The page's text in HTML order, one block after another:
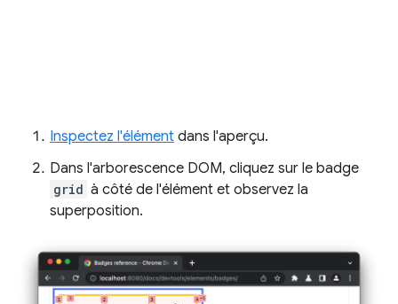
Inspectez l'élément dans l'aperçu.
Dans l'arborescence DOM, cliquez sur le badge
grid à côté de l'élément et observez la
superposition.